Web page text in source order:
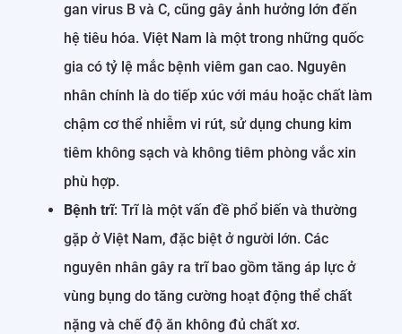
gan virus B và C, cũng gây ảnh hưởng lớn đến
hệ tiêu hóa. Việt Nam là một trong những quốc
gia có tỷ lệ mắc bệnh viêm gan cao. Nguyên
nhân chính là do tiếp xúc với máu hoặc chất làm
chậm cơ thể nhiễm vi rút, sử dụng chung kim
tiêm không sạch và không tiêm phòng vắc xin
phù hợp.
Bệnh trĩ: Trĩ là một vấn đề phổ biến và thường
gặp ở Việt Nam, đặc biệt ở người lớn. Các
nguyên nhân gây ra trĩ bao gồm tăng áp lực ở
vùng bụng do tăng cường hoạt động thể chất
nặng và chế độ ăn không đủ chất xơ.